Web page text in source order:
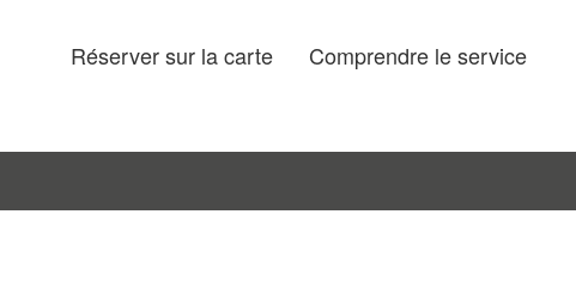
Réserver sur la carte Comprendre le service